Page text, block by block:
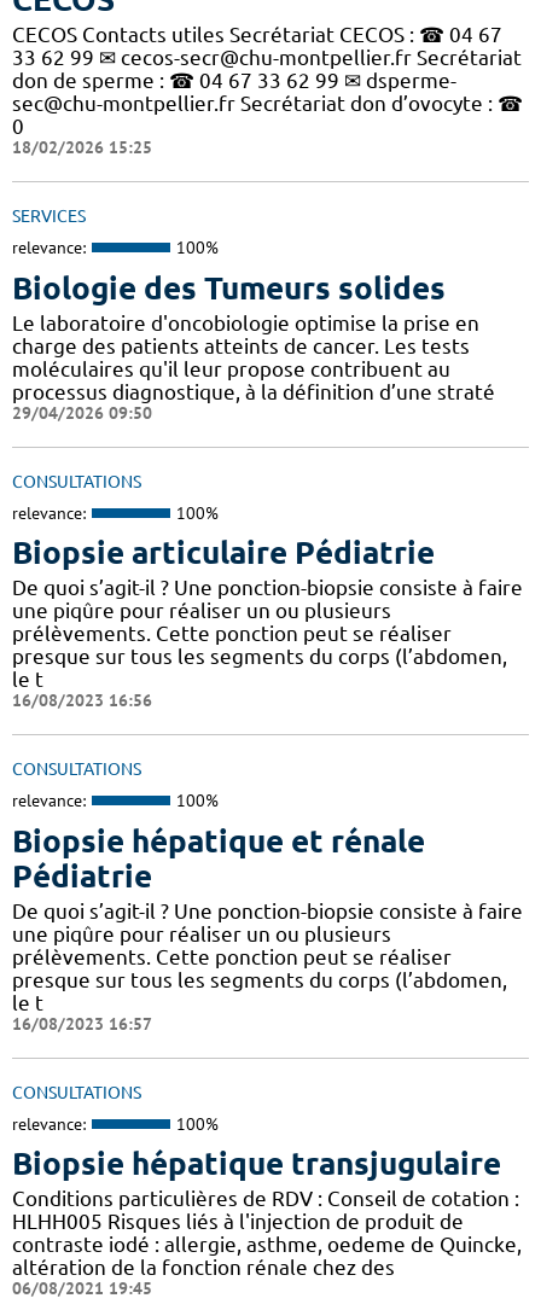
CECOS Contacts utiles Secrétariat CECOS : ☎ 04 67
33 62 99 ✉ cecos-secr@chu-montpellier.fr Secrétariat
don de sperme : ☎ 04 67 33 62 99 ✉ dsperme-
sec@chu-montpellier.fr Secrétariat don d’ovocyte : ☎
0
18/02/2026 15:25
SERVICES
relevance: 100%
Biologie des Tumeurs solides
Le laboratoire d'oncobiologie optimise la prise en
charge des patients atteints de cancer. Les tests
moléculaires qu'il leur propose contribuent au
processus diagnostique, à la définition d’une straté
29/04/2026 09:50
CONSULTATIONS
relevance: 100%
Biopsie articulaire Pédiatrie
De quoi s’agit-il ? Une ponction-biopsie consiste à faire
une piqûre pour réaliser un ou plusieurs
prélèvements. Cette ponction peut se réaliser
presque sur tous les segments du corps (l’abdomen,
le t
16/08/2023 16:56
CONSULTATIONS
relevance: 100%
Biopsie hépatique et rénale
Pédiatrie
De quoi s’agit-il ? Une ponction-biopsie consiste à faire
une piqûre pour réaliser un ou plusieurs
prélèvements. Cette ponction peut se réaliser
presque sur tous les segments du corps (l’abdomen,
le t
16/08/2023 16:57
CONSULTATIONS
relevance: 100%
Biopsie hépatique transjugulaire
Conditions particulières de RDV : Conseil de cotation :
HLHH005 Risques liés à l'injection de produit de
contraste iodé : allergie, asthme, oedeme de Quincke,
altération de la fonction rénale chez des
06/08/2021 19:45